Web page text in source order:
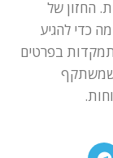
החזון של
כדי להגיע
בפרטים
שמשתקף